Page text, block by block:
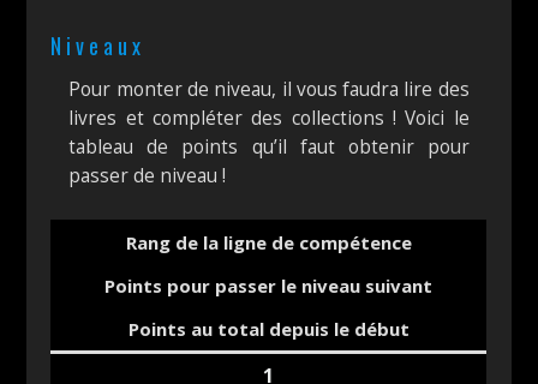
Niveaux
Pour monter de niveau, il vous faudra lire des
livres et compléter des collections ! Voici le
tableau de points qu’il faut obtenir pour
passer de niveau !
Rang de la ligne de compétence
Points pour passer le niveau suivant
Points au total depuis le début
1